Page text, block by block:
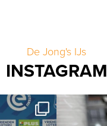
De Jong's IJs
INSTAGRAM